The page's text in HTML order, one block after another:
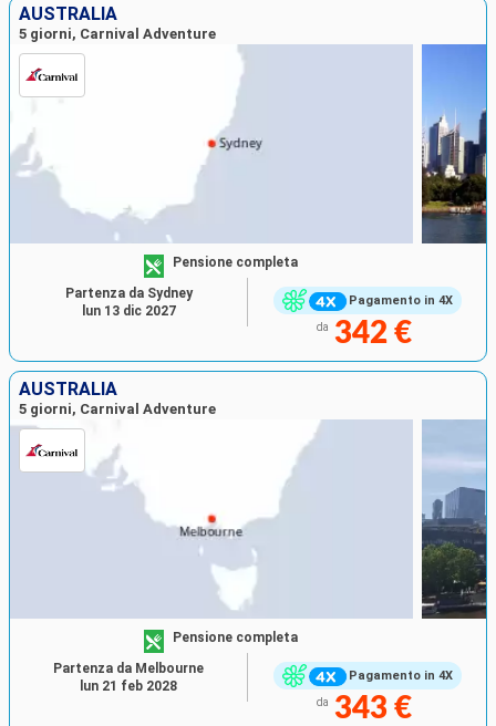
AUSTRALIA
5 giorni, Carnival Adventure
Pagamento in 4X
Pensione completa
da 342 €
Partenza da Sydney
lun 13 dic 2027
AUSTRALIA
5 giorni, Carnival Adventure
Pagamento in 4X
Pensione completa
da 343 €
Partenza da Melbourne
lun 21 feb 2028